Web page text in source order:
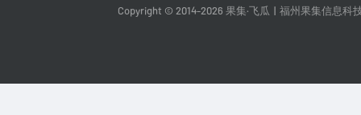
Copyright © 2014-2026 果集·飞瓜 福州果集信息科